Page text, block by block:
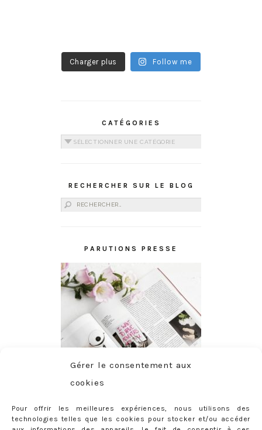
Gérer le consentement aux
cookies
Pour offrir les meilleures expériences, nous utilisons des
technologies telles que les cookies pour stocker et/ou accéder
Charger plus Follow me
CATÉGORIES
Catégories
RECHERCHER SUR LE BLOG
Rechercher :
PARUTIONS PRESSE